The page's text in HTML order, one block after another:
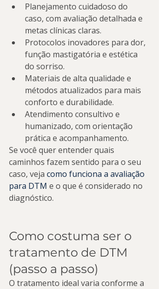
Planejamento cuidadoso do
caso, com avaliação detalhada e
metas clínicas claras.
Protocolos inovadores para dor,
função mastigatória e estética
do sorriso.
Materiais de alta qualidade e
métodos atualizados para mais
conforto e durabilidade.
Atendimento consultivo e
humanizado, com orientação
prática e acompanhamento.
Se você quer entender quais
caminhos fazem sentido para o seu
caso, veja como funciona a avaliação
para DTM e o que é considerado no
diagnóstico.
Como costuma ser o
tratamento de DTM
(passo a passo)
O tratamento ideal varia conforme a